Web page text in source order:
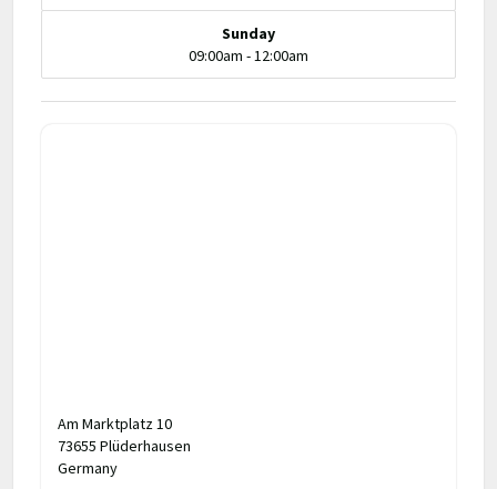
Sunday
09:00am - 12:00am
Am Marktplatz 10
73655 Plüderhausen
Germany